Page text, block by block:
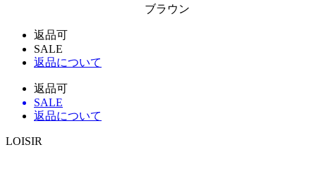
ブラウン
返品可
SALE
返品について
返品可
SALE
返品について
LOISIR